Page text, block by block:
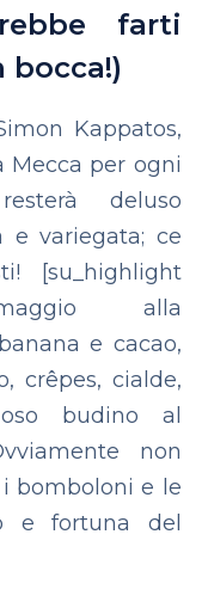
farti
bocca!)
Kappatos,
Mecca per ogni
deluso
e variegata; ce
[su_highlight
alla
e cacao,
crêpes, cialde,
budino al
non
bomboloni e le
e fortuna del